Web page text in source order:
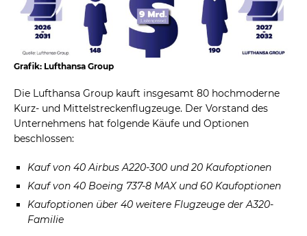
Grafik: Lufthansa Group
Die Lufthansa Group kauft insgesamt 80 hochmoderne
Kurz- und Mittelstreckenflugzeuge. Der Vorstand des
Unternehmens hat folgende Käufe und Optionen
beschlossen:
Kauf von 40 Airbus A220-300 und 20 Kaufoptionen
Kauf von 40 Boeing 737-8 MAX und 60 Kaufoptionen
Kaufoptionen über 40 weitere Flugzeuge der A320-
Familie